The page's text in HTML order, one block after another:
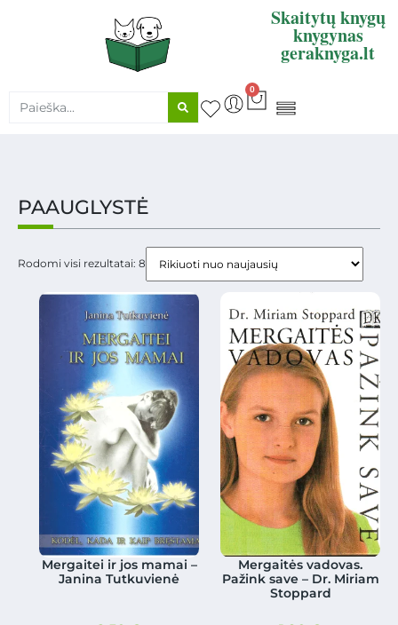
Skaitytų knygų
knygynas
geraknyga.lt
0
PAAUGLYSTĖ
Rodomi visi rezultatai: 8
Mergaitei ir jos mamai –
Janina Tutkuvienė
Mergaitės vadovas.
Pažink save – Dr. Miriam
Stoppard